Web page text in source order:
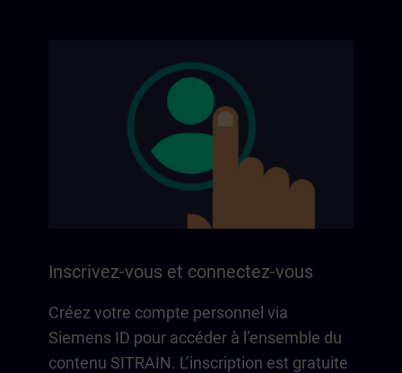
Inscrivez-vous et connectez-vous
Créez votre compte personnel via
Siemens ID pour accéder à l’ensemble du
contenu SITRAIN. L’inscription est gratuite